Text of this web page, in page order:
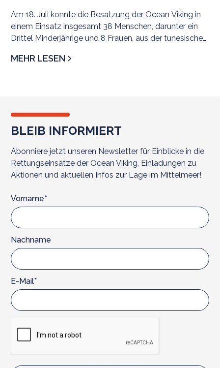
Am 18. Juli konnte die Besatzung der Ocean Viking in
einem Einsatz insgesamt 38 Menschen, darunter ein
Drittel Minderjährige und 8 Frauen, aus der tunesischen
Civitavecchia zugewiesen.
MEHR LESEN
BLEIB INFORMIERT
Abonniere jetzt unseren Newsletter für Einblicke in die
Rettungseinsätze der Ocean Viking, Einladungen zu
Aktionen und aktuellen Infos zur Lage im Mittelmeer!
Vorname*
Nachname
E-Mail*